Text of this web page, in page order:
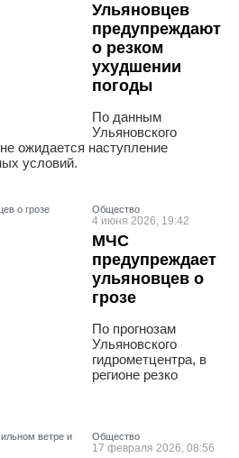
Ульяновцев
предупреждают
о резком
ухудшении
погоды
По данным
Ульяновского
ожидается наступление
условий.
Общество
4 июня 2026, 19:42
МЧС
предупреждает
ульяновцев о
грозе
По прогнозам
Ульяновского
гидрометцентра, в
регионе резко
Общество
17 февраля 2026, 08:56